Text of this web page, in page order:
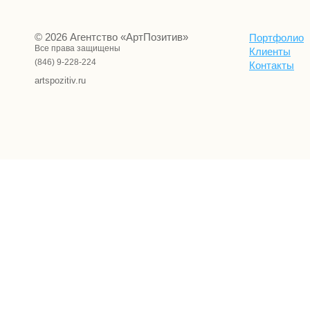
© 2026 Агентство «АртПозитив»
Все права защищены
(846) 9-228-224
artspozitiv.ru
Портфолио
Клиенты
Контакты